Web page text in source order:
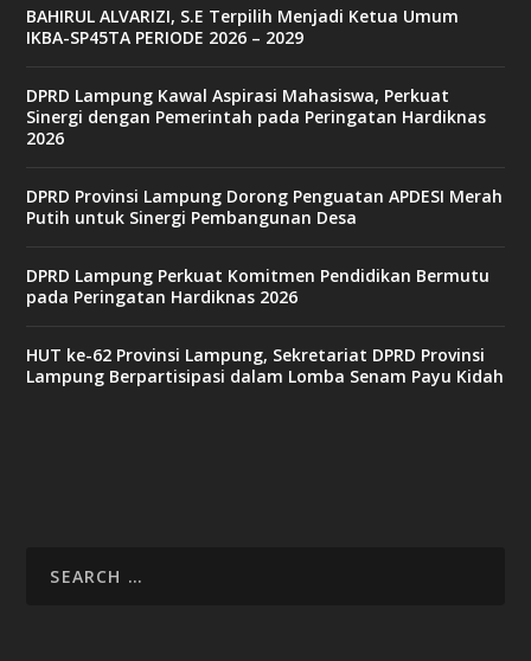
e
t
c
a
n
o
v
9
c
a
8
BAHIRUL ALVARIZI, S.E Terpilih Menjadi Ketua Umum
IKBA-SP45TA PERIODE 2026 – 2029
DPRD Lampung Kawal Aspirasi Mahasiswa, Perkuat
Sinergi dengan Pemerintah pada Peringatan Hardiknas
2026
DPRD Provinsi Lampung Dorong Penguatan APDESI Merah
Putih untuk Sinergi Pembangunan Desa
DPRD Lampung Perkuat Komitmen Pendidikan Bermutu
pada Peringatan Hardiknas 2026
HUT ke-62 Provinsi Lampung, Sekretariat DPRD Provinsi
Lampung Berpartisipasi dalam Lomba Senam Payu Kidah